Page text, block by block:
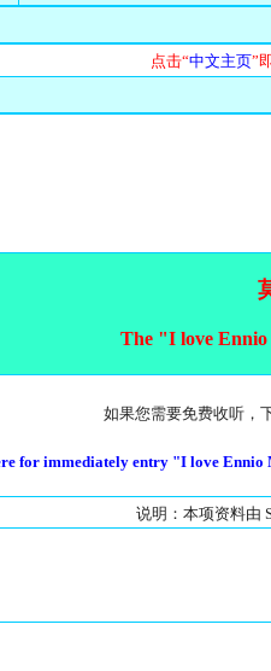
点击“中文主页”
The "I love Ennio
如果您需要免费收听，
for immediately entry "I love Ennio
说明：本项资料由